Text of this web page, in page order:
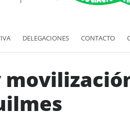
DELEGACIONES CONTACTO